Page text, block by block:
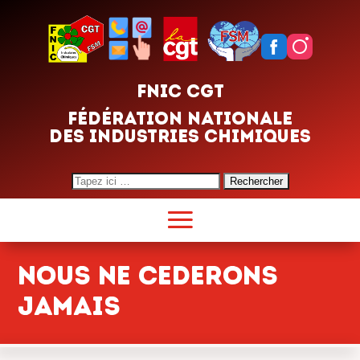
FNIC CGT
FÉDÉRATION NATIONALE
DES INDUSTRIES CHIMIQUES
Search
for:
NOUS NE CEDERONS
JAMAIS